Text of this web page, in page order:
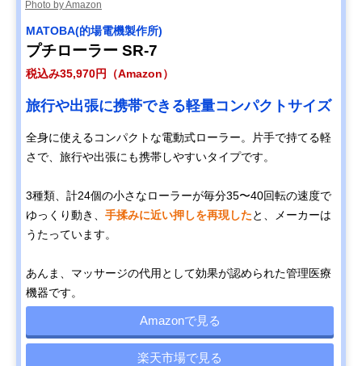
Photo by Amazon
MATOBA(的場電機製作所)
プチローラー SR-7
税込み35,970円（Amazon）
旅行や出張に携帯できる軽量コンパクトサイズ
全身に使えるコンパクトな電動式ローラー。片手で持てる軽
さで、旅行や出張にも携帯しやすいタイプです。
3種類、計24個の小さなローラーが毎分35〜40回転の速度で
ゆっくり動き、 手揉みに近い押しを再現したと、メーカーは
うたっています。
あんま、マッサージの代用として効果が認められた管理医療
機器です。
Amazonで見る
楽天市場で見る